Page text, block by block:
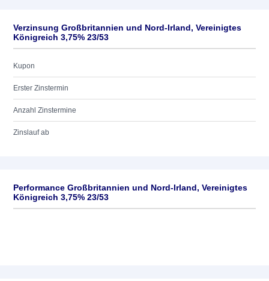
Verzinsung Großbritannien und Nord-Irland, Vereinigtes
Königreich 3,75% 23/53
Kupon
Erster Zinstermin
Anzahl Zinstermine
Zinslauf ab
Performance Großbritannien und Nord-Irland, Vereinigtes
Königreich 3,75% 23/53